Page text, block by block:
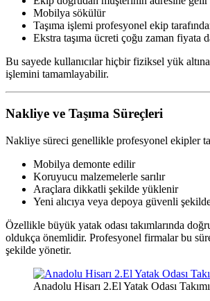
Mobilya sökülür
Taşıma işlemi profesyonel ekip
Ekstra taşıma ücreti çoğu zaman fiyata
Bu sayede kullanıcılar hiçbir fiziksel yük
işlemini tamamlayabilir.
Nakliye ve Taşıma Süreçleri
Nakliye süreci genellikle profesyonel ekipler
Mobilya demonte edilir
Koruyucu malzemelerle sarılır
Araçlara dikkatli şekilde yüklenir
Yeni alıcıya veya depoya güvenli şekilde
Özellikle büyük yatak odası takımlarında
oldukça önemlidir. Profesyonel firmalar bu
şekilde yönetir.
Anadolu Hisarı 2.El Yatak Odası